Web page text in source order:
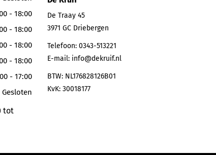
- 18:00
- 18:00
- 18:00
- 18:00
- 17:00
Gesloten
tot
De Traay 45
3971 GC Driebergen
Telefoon: 0343-513221
E-mail: info@dekruif.nl
BTW: NL176828126B01
KvK: 30018177